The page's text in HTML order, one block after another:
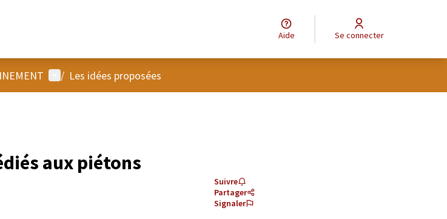
Aide Se connecter
Menu utilisateur
/ Les idées proposées
aux piétons
Suivre
Partager
Signaler